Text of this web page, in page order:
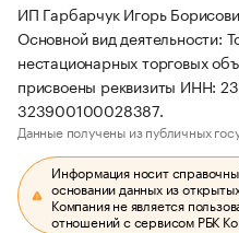
ИП Гарбарчук Игорь
Основной вид деятельности:
нестационарных торговых
присвоены реквизиты ИНН:
323900100028387.
Данные получены из публичных
Информация носит
основании данных из
Компания не является
отношений с сервисом РБК